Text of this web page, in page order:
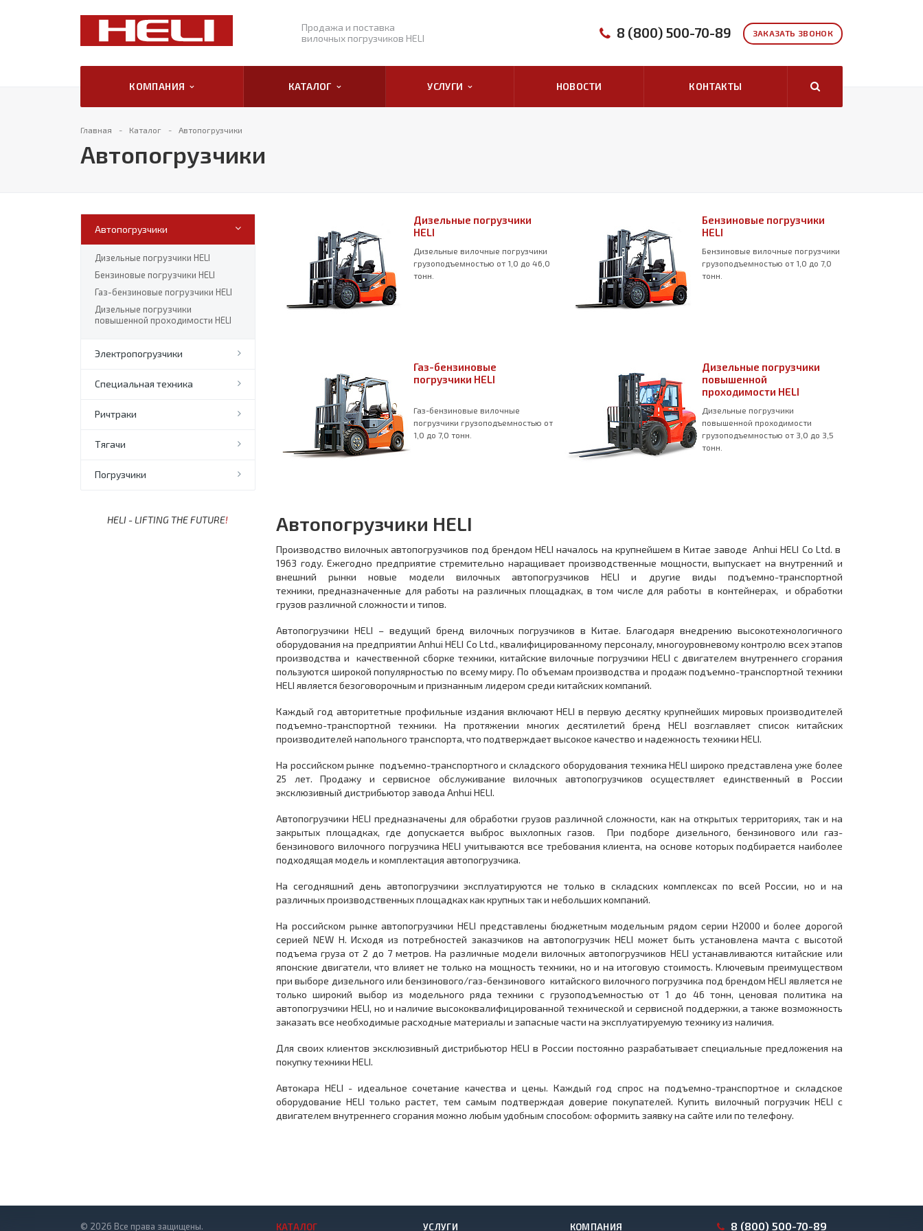
Продажа и поставка
вилочных погрузчиков HELI
ЗАКАЗАТЬ ЗВОНОК
8 (800) 500-70-89
КОМПАНИЯ КАТАЛОГ УСЛУГИ НОВОСТИ КОНТАКТЫ
Главная Каталог Автопогрузчики
Автопогрузчики
Автопогрузчики
Дизельные погрузчики HELI
Бензиновые погрузчики HELI
Газ-бензиновые погрузчики HELI
Дизельные погрузчики
повышенной проходимости HELI
Электропогрузчики
Специальная техника
Ричтраки
Тягачи
Погрузчики
HELI - LIFTING THE FUTURE!
Дизельные погрузчики
HELI
Дизельные вилочные погрузчики
грузоподъемностью от 1,0 до 46,0
тонн.
Бензиновые погрузчики
HELI
Бензиновые вилочные погрузчики
грузоподъемностью от 1,0 до 7,0
тонн.
Газ-бензиновые
погрузчики HELI
Газ-бензиновые вилочные
погрузчики грузоподъемностью от
1,0 до 7,0 тонн.
Дизельные погрузчики
повышенной
проходимости HELI
Дизельные погрузчики
повышенной проходимости
грузоподъемностью от 3,0 до 3,5
тонн.
Автопогрузчики HELI
Производство вилочных автопогрузчиков под брендом HELI началось на крупнейшем в Китае заводе Anhui HELI Co Ltd. в
1963 году. Ежегодно предприятие стремительно наращивает производственные мощности, выпускает на внутренний и
внешний рынки новые модели вилочных автопогрузчиков HELI и другие виды подъемно-транспортной
техники, предназначенные для работы на различных площадках, в том числе для работы в контейнерах, и обработки
грузов различной сложности и типов.
Автопогрузчики HELI – ведущий бренд вилочных погрузчиков в Китае. Благодаря внедрению высокотехнологичного
оборудования на предприятии Anhui HELI Co Ltd., квалифицированному персоналу, многоуровневому контролю всех этапов
производства и качественной сборке техники, китайские вилочные погрузчики HELI с двигателем внутреннего сгорания
пользуются широкой популярностью по всему миру. По объемам производства и продаж подъемно-транспортной техники
HELI является безоговорочным и признанным лидером среди китайских компаний.
Каждый год авторитетные профильные издания включают HELI в первую десятку крупнейших мировых производителей
подъемно-транспортной техники. На протяжении многих десятилетий бренд HELI возглавляет список китайских
производителей напольного транспорта, что подтверждает высокое качество и надежность техники HELI.
На российском рынке подъемно-транспортного и складского оборудования техника HELI широко представлена уже более
25 лет. Продажу и сервисное обслуживание вилочных автопогрузчиков осуществляет единственный в России
эксклюзивный дистрибьютор завода Anhui HELI.
Автопогрузчики HELI предназначены для обработки грузов различной сложности, как на открытых территориях, так и на
закрытых площадках, где допускается выброс выхлопных газов. При подборе дизельного, бензинового или газ-
бензинового вилочного погрузчика HELI учитываются все требования клиента, на основе которых подбирается наиболее
подходящая модель и комплектация автопогрузчика.
На сегодняшний день автопогрузчики эксплуатируются не только в складских комплексах по всей России, но и на
различных производственных площадках как крупных так и небольших компаний.
На российском рынке автопогрузчики HELI представлены бюджетным модельным рядом серии H2000 и более дорогой
серией NEW H. Исходя из потребностей заказчиков на автопогрузчик HELI может быть установлена мачта с высотой
подъема груза от 2 до 7 метров. На различные модели вилочных автопогрузчиков HELI устанавливаются китайские или
японские двигатели, что влияет не только на мощность техники, но и на итоговую стоимость. Ключевым преимуществом
при выборе дизельного или бензинового/газ-бензинового китайского вилочного погрузчика под брендом HELI является не
только широкий выбор из модельного ряда техники с грузоподъемностью от 1 до 46 тонн, ценовая политика на
автопогрузчики HELI, но и наличие высококвалифицированной технической и сервисной поддержки, а также возможность
заказать все необходимые расходные материалы и запасные части на эксплуатируемую технику из наличия.
Для своих клиентов эксклюзивный дистрибьютор HELI в России постоянно разрабатывает специальные предложения на
покупку техники HELI.
Автокара HELI - идеальное сочетание качества и цены. Каждый год спрос на подъемно-транспортное и складское
оборудование HELI только растет, тем самым подтверждая доверие покупателей. Купить вилочный погрузчик HELI с
двигателем внутреннего сгорания можно любым удобным способом: оформить заявку на сайте или по телефону.
© 2026 Все права защищены. КАТАЛОГ УСЛУГИ КОМПАНИЯ 8 (800) 500-70-89